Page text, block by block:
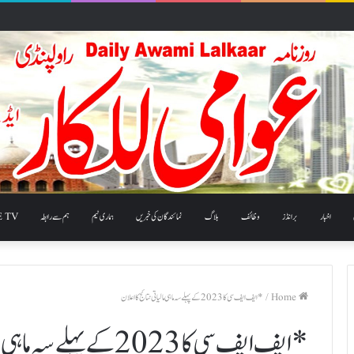
اخبار برانڈز وظائف بلاگ نمائندگان کی خبریں ہماری ٹیم ہم سے رابطہ TV
/ *ایف ایف سی کا 2023 کے پہلے سہ ماہی مالیاتی نتائج کا اعلان
*ایف ایف سی کا 2023 کے پہلے سہ ماہی مالیاتی نتائج کا اعلان